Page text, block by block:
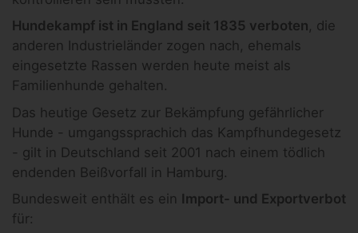
Hundekampf ist in England seit 1835 verboten, die
anderen Industrieländer zogen nach, ehemals
eingesetzte Rassen werden heute meist als
Familienhunde gehalten.
Das heutige Gesetz zur Bekämpfung gefährlicher
Hunde - umgangssprachich das Kampfhundegesetz
- gilt in Deutschland seit 2001 nach einem tödlich
endenden Beißvorfall in Hamburg.
Bundesweit enthält es ein Import- und Exportverbot
für: